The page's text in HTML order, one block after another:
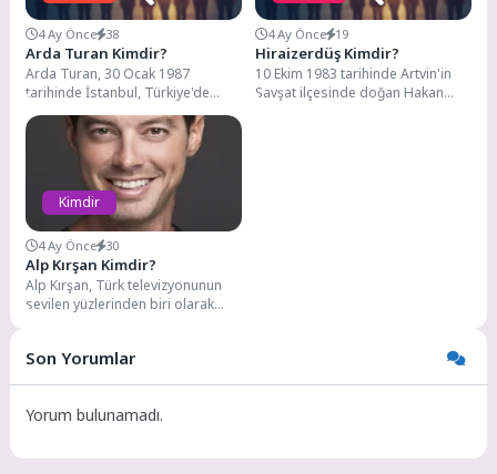
4 Ay Önce 38
Arda Turan Kimdir?
Arda Turan, 30 Ocak 1987
tarihinde İstanbul, Türkiye'de
doğdu. Türk futbolunun önemli
isimlerinden biri olan...
4 Ay Önce 19
Hiraizerdüş Kimdir?
10 Ekim 1983 tarihinde Artvin'in
Şavşat ilçesinde doğan Hakan
Kimdir
4 Ay Önce 30
Alp Kırşan Kimdir?
Alp Kırşan, Türk televizyonunun
sevilen yüzlerinden biri olarak
Son Yorumlar
Yorum bulunamadı.